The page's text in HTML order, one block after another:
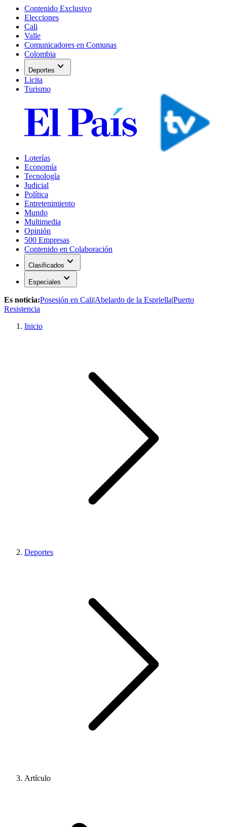
Contenido Exclusivo
Elecciones
Cali
Valle
Comunicadores en Comunas
Colombia
Deportes expand_more
Licita
Turismo
Loterías
Economía
Tecnología
Judicial
Política
Entretenimiento
Mundo
Multimedia
Opinión
500 Empresas
Contenido en Colaboración
Clasificados expand_more
Especiales expand_more
Es noticia:Posesión en Cali|Abelardo de la Espriella|Puerto
Resistencia
Inicio
Deportes
Artículo